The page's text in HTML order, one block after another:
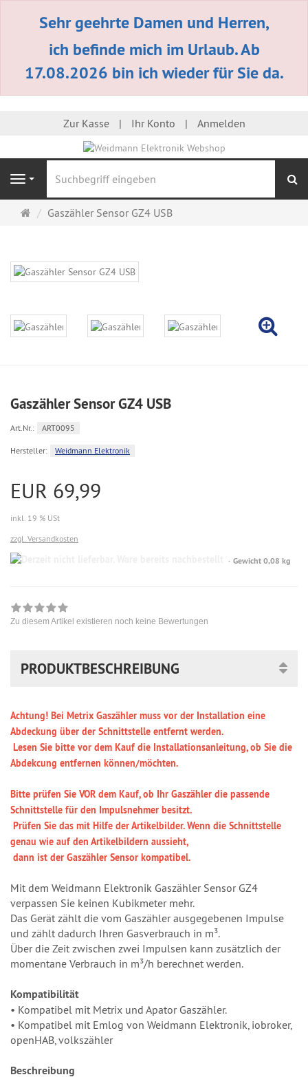
Sehr geehrte Damen und Herren,
ich befinde mich im Urlaub. Ab
17.08.2026 bin ich wieder für Sie da.
Zur Kasse Ihr Konto Anmelden
Navigation
Startseite
Gaszähler Sensor GZ4 USB
Gaszähler Sensor GZ4 USB
Art.Nr.: ART0095
Hersteller: Weidmann Elektronik
EUR 69,99
inkl. 19 % USt
zzgl. Versandkosten
Gewicht 0,08 kg
Zu diesem Artikel existieren noch keine Bewertungen
PRODUKTBESCHREIBUNG
Achtung! Bei Metrix Gaszähler muss vor der Installation eine
Abdeckung über der Schnittstelle entfernt werden.
Lesen Sie bitte vor dem Kauf die Installationsanleitung, ob Sie die
Abdekcung entfernen können/möchten.
Bitte prüfen Sie VOR dem Kauf, ob Ihr Gaszähler die passende
Schnittstelle für den Impulsnehmer besitzt.
Prüfen Sie das mit Hilfe der Artikelbilder. Wenn die Schnittstelle
genau wie auf den Artikelbildern aussieht,
dann ist der Gaszähler Sensor kompatibel.
Mit dem Weidmann Elektronik Gaszähler Sensor GZ4
verpassen Sie keinen Kubikmeter mehr.
Das Gerät zählt die vom Gaszähler ausgegebenen Impulse
und zählt dadurch Ihren Gasverbrauch in m³.
Über die Zeit zwischen zwei Impulsen kann zusätzlich der
momentane Verbrauch in m³/h berechnet werden.
Kompatibilität
• Kompatibel mit Metrix und Apator Gaszähler.
• Kompatibel mit Emlog von Weidmann Elektronik, iobroker,
openHAB, volkszähler
Beschreibung